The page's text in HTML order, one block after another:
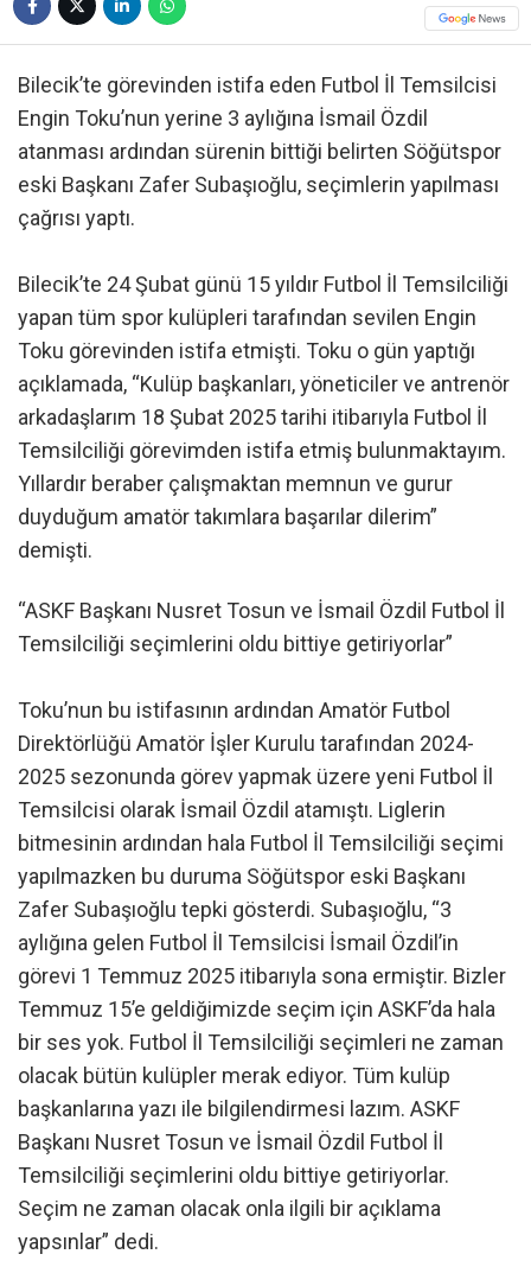
Bilecik’te görevinden istifa eden Futbol İl Temsilcisi
Engin Toku’nun yerine 3 aylığına İsmail Özdil
atanması ardından sürenin bittiği belirten Söğütspor
eski Başkanı Zafer Subaşıoğlu, seçimlerin yapılması
çağrısı yaptı.
Bilecik’te 24 Şubat günü 15 yıldır Futbol İl Temsilciliği
yapan tüm spor kulüpleri tarafından sevilen Engin
Toku görevinden istifa etmişti. Toku o gün yaptığı
açıklamada, “Kulüp başkanları, yöneticiler ve antrenör
arkadaşlarım 18 Şubat 2025 tarihi itibarıyla Futbol İl
Temsilciliği görevimden istifa etmiş bulunmaktayım.
Yıllardır beraber çalışmaktan memnun ve gurur
duyduğum amatör takımlara başarılar dilerim”
demişti.
“ASKF Başkanı Nusret Tosun ve İsmail Özdil Futbol İl
Temsilciliği seçimlerini oldu bittiye getiriyorlar”
Toku’nun bu istifasının ardından Amatör Futbol
Direktörlüğü Amatör İşler Kurulu tarafından 2024-
2025 sezonunda görev yapmak üzere yeni Futbol İl
Temsilcisi olarak İsmail Özdil atamıştı. Liglerin
bitmesinin ardından hala Futbol İl Temsilciliği seçimi
yapılmazken bu duruma Söğütspor eski Başkanı
Zafer Subaşıoğlu tepki gösterdi. Subaşıoğlu, “3
aylığına gelen Futbol İl Temsilcisi İsmail Özdil’in
görevi 1 Temmuz 2025 itibarıyla sona ermiştir. Bizler
Temmuz 15’e geldiğimizde seçim için ASKF’da hala
bir ses yok. Futbol İl Temsilciliği seçimleri ne zaman
olacak bütün kulüpler merak ediyor. Tüm kulüp
başkanlarına yazı ile bilgilendirmesi lazım. ASKF
Başkanı Nusret Tosun ve İsmail Özdil Futbol İl
Temsilciliği seçimlerini oldu bittiye getiriyorlar.
Seçim ne zaman olacak onla ilgili bir açıklama
yapsınlar” dedi.